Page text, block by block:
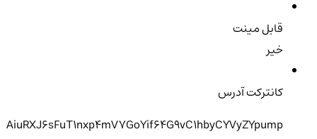
قابل مینت
خیر
کانترکت آدرس
AiuRXJ6sFuT1nxp4mV7GoYif64G9vC1hbyCYVyZYpump